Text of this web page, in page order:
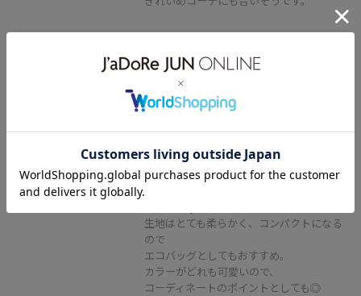
50%OFF
2BUY10%OFF
ROPÉ PICNIC PASSAGE
【DOG MAGAZINE×ROPE'
PICNIC】フォトトートバッグ
イエロー / F
¥1,645
生地はとても柔らかく、コンパクトになる
ので
エコバッグとしてもおすすめ。
カラーがどれも可愛いので、
コーディネートのポイントとしても◎